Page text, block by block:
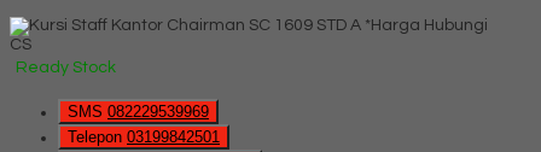
*Harga Hubungi
CS
Ready Stock
SMS 082229539969
Telepon 03199842501